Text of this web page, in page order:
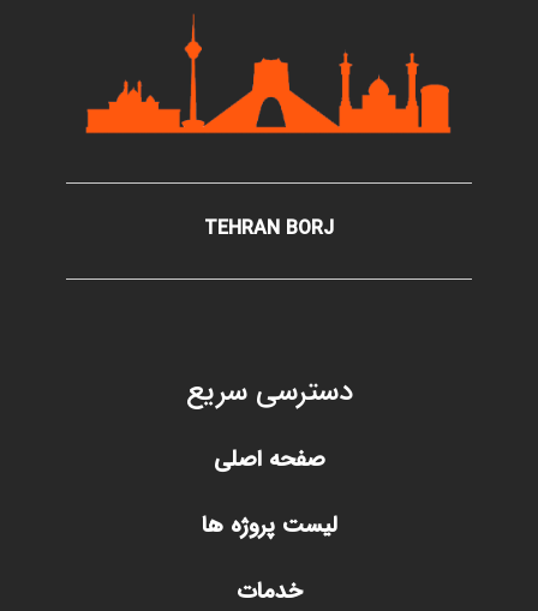
TEHRAN BORJ
دسترسی سریع
صفحه اصلی
لیست پروژه ها
خدمات